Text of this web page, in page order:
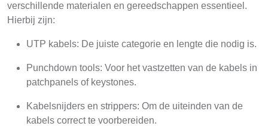
verschillende materialen en gereedschappen essentieel.
Hierbij zijn:
UTP kabels: De juiste categorie en lengte die nodig is.
Punchdown tools: Voor het vastzetten van de kabels in
patchpanels of keystones.
Kabelsnijders en strippers: Om de uiteinden van de
kabels correct te voorbereiden.